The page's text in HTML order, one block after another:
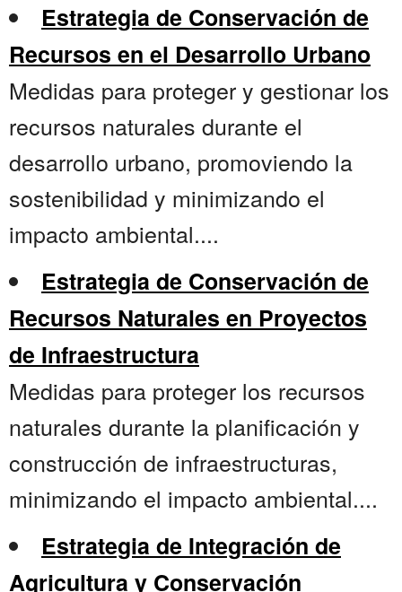
Estrategia de Conservación de
Recursos en el Desarrollo Urbano
Medidas para proteger y gestionar los
recursos naturales durante el
desarrollo urbano, promoviendo la
sostenibilidad y minimizando el
impacto ambiental....
Estrategia de Conservación de
Recursos Naturales en Proyectos
de Infraestructura
Medidas para proteger los recursos
naturales durante la planificación y
construcción de infraestructuras,
minimizando el impacto ambiental....
Estrategia de Integración de
Agricultura y Conservación